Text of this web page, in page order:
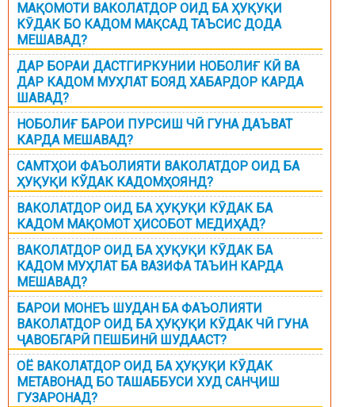
МАҚОМОТИ ВАКОЛАТДОР ОИД БА ҲУҚУҚИ
КӮДАК БО КАДОМ МАҚСАД ТАЪСИС ДОДА
МЕШАВАД?
ДАР БОРАИ ДАСТГИРКУНИИ НОБОЛИҒ КӢ ВА
ДАР КАДОМ МУҲЛАТ БОЯД ХАБАРДОР КАРДА
ШАВАД?
НОБОЛИҒ БАРОИ ПУРСИШ ЧӢ ГУНА ДАЪВАТ
КАРДА МЕШАВАД?
САМТҲОИ ФАЪОЛИЯТИ ВАКОЛАТДОР ОИД БА
ҲУҚУҚИ КЎДАК КАДОМҲОЯНД?
ВАКОЛАТДОР ОИД БА ҲУҚУҚИ КӮДАК БА
КАДОМ МАҚОМОТ ҲИСОБОТ МЕДИҲАД?
ВАКОЛАТДОР ОИД БА ҲУҚУҚИ КӮДАК БА
КАДОМ МУҲЛАТ БА ВАЗИФА ТАЪИН КАРДА
МЕШАВАД?
БАРОИ МОНЕЪ ШУДАН БА ФАЪОЛИЯТИ
ВАКОЛАТДОР ОИД БА ҲУҚУҚИ КӮДАК ЧӢ ГУНА
ҶАВОБГАРӢ ПЕШБИНӢ ШУДААСТ?
ОЁ ВАКОЛАТДОР ОИД БА ҲУҚУҚИ КӮДАК
МЕТАВОНАД БО ТАШАББУСИ ХУД САНҶИШ
ГУЗАРОНАД?